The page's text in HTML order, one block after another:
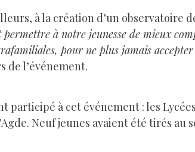
à la création d’un observatoire
à notre jeunesse de mieux
pour ne plus jamais accepter
de l’événement.
participé à cet événement : les
Neuf jeunes avaient été tirés au